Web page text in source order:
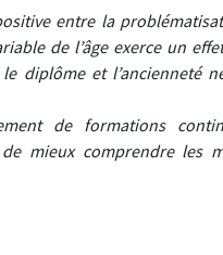
entre la
de l’âge exerce un
diplôme et l’ancienneté
de formations
mieux comprendre les